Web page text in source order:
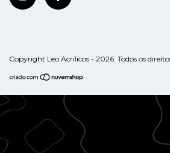
Copyright Leo Acrílicos - 2026. Todos os